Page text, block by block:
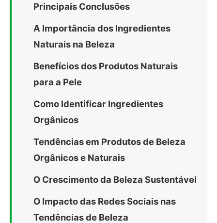
Principais Conclusões
A Importância dos Ingredientes
Naturais na Beleza
Benefícios dos Produtos Naturais
para a Pele
Como Identificar Ingredientes
Orgânicos
Tendências em Produtos de Beleza
Orgânicos e Naturais
O Crescimento da Beleza Sustentável
O Impacto das Redes Sociais nas
Tendências de Beleza